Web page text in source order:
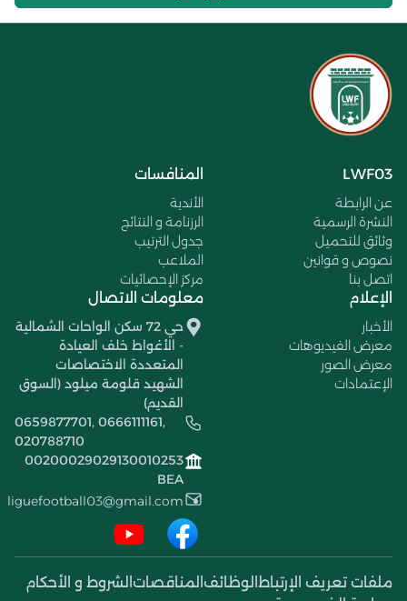
LWF03
عن الرابطة
النشرة الرسمية
وثائق للتحميل
نصوص و قوانين
اتصل بنا
المنافسات
الأندية
الرزنامة و النتائج
جدول الترتيب
الملاعب
مركز الإحصائيات
الإعلام
الأخبار
معرض الفيديوهات
معرض الصور
الإعتمادات
معلومات الاتصال
حي 72 سكن الواحات الشمالية
- الأغواط خلف العيادة
المتعددة الاختصاصات
الشهيد قلومة ميلود (السوق
القديم)
0659877701, 0666111161,
020788710
00200029029130010253
BEA
liguefootball03@gmail.com
ملفات تعريف الإرتباط الوظائف المناقصات الشروط و الأحكام